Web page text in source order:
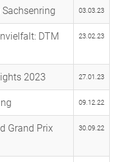
03.03.23
DTM
23.02.23
2023 27.01.23
09.12.22
Grand Prix
30.09.22